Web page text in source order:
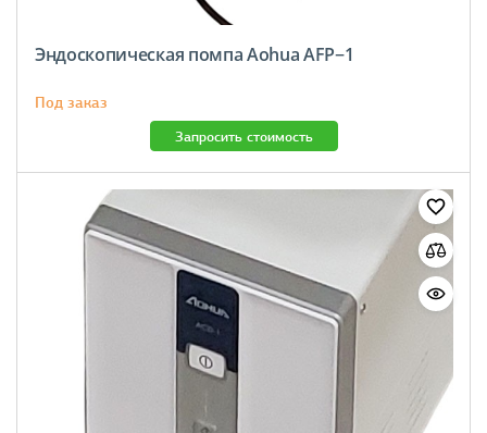
Эндоскопическая помпа Aohua AFP−1
Под заказ
Запросить стоимость